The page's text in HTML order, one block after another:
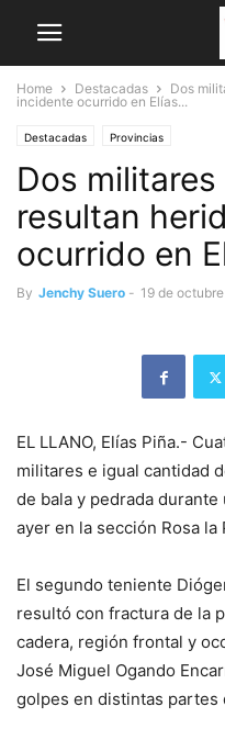
Home Destacadas
Dos
incidente ocurrido en Elías...
Destacadas Provincias
Dos
resultan
ocurrido en
By Jenchy Suero - 19 de
EL LLANO, Elías Piña.-
militares e igual cantidad
de bala y pedrada
ayer en la sección Rosa
El segundo teniente
resultó con fractura de la
cadera, región frontal y
José Miguel Ogando
golpes en distintas partes